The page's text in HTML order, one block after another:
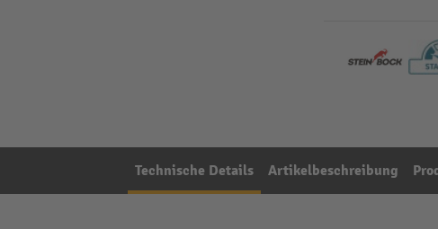
Technische Details Artikelbeschreibung